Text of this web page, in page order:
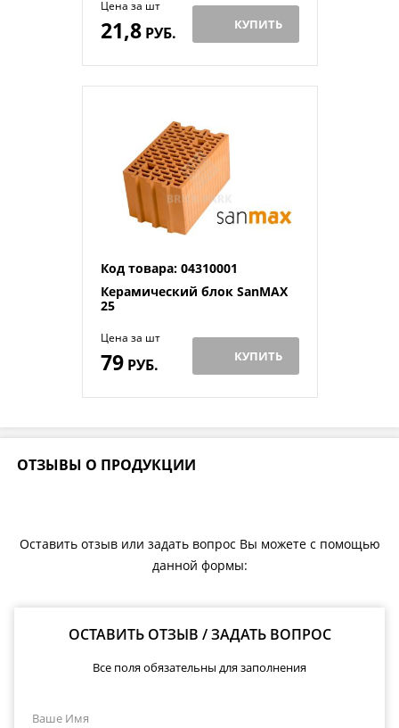
Цена за шт
21,8РУБ. КУПИТЬ
Код товара: 04310001
Керамический блок SanMAX
25
Цена за шт
79РУБ. КУПИТЬ
ОТЗЫВЫ О ПРОДУКЦИИ
Оставить отзыв или задать вопрос Вы можете с помощью
данной формы:
ОСТАВИТЬ ОТЗЫВ / ЗАДАТЬ ВОПРОС
Все поля обязательны для заполнения
Ваше Имя